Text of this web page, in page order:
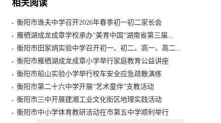
相关阅读
衡阳市逸夫中学召开2026年春季初一初二家长会
雁栖湖成龙成章学校承办“美育中国”湖南省第三届...
衡阳市田家炳实验中学召开初一、初二、高一、高二...
衡阳市雁栖湖成龙成章小学举行家庭教育公益讲座
衡阳市船山实验小学举行校车安全应急疏散演练
衡阳市第二十六中学开展“艺术童伴”支教活动
衡阳市三中开展建湘工业文化街区地理实践活动
衡阳市中小学体育教研活动在市第五中学顺利举行